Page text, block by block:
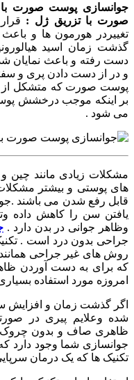
جوانسازی پوست صورت
صورت با تزریق ژل :
تغییردر هورمون ها و
گذشت زمان اسید
دست رفته و باعث
و در از دست دادن پری و
پوست صورت که متشکل
بر اینکه موجب درخشش
می شود .
مشکلات زیادی مانند چین
های پوستی و بیشتر
قابل رفع شدن می باشند
یافتن سن را کاهش داده
وظاهر جوانی در بدن دارد .
جراحی بدون درد است .
روش های غیر جراحی
که برای به دست آوردن
امروزه مورد استفاده
اگر گذشت زمان و افزایش
شده وعلایم پیری در
ظاهری صاف و بدون چروک
جوانسازی شما وجود دارد
تکنیک ها که یک درمان